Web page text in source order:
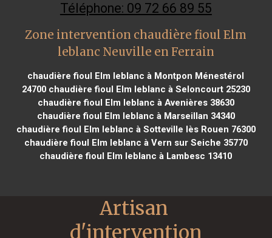
Téléphone: 09 72 66 89 55
Zone intervention chaudière fioul Elm
leblanc Neuville en Ferrain
chaudière fioul Elm leblanc à Montpon Ménestérol
24700chaudière fioul Elm leblanc à Seloncourt 25230
chaudière fioul Elm leblanc à Avenières 38630
chaudière fioul Elm leblanc à Marseillan 34340
chaudière fioul Elm leblanc à Sotteville lès Rouen 76300
chaudière fioul Elm leblanc à Vern sur Seiche 35770
chaudière fioul Elm leblanc à Lambesc 13410
Artisan
d'intervention